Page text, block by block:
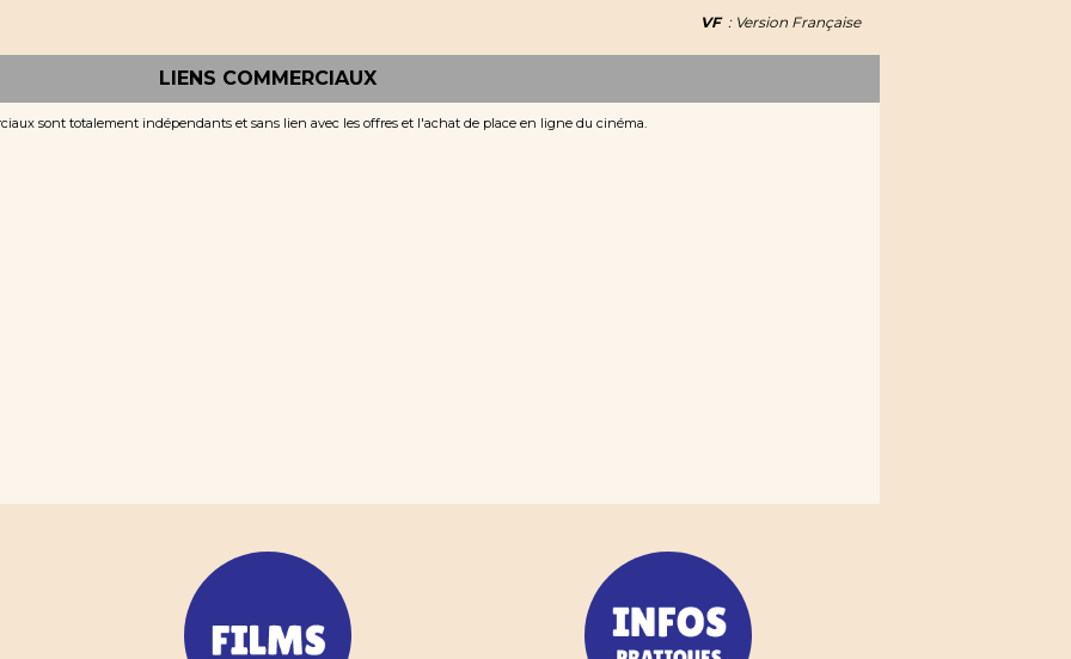
VF : Version Française
LIENS COMMERCIAUX
sont totalement indépendants et sans lien avec les offres et l'achat de place en ligne du cinéma.